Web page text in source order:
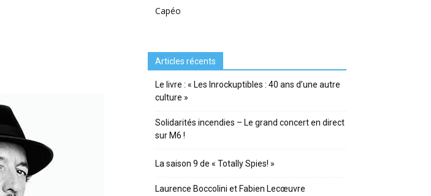
Capéo
Articles récents
Le livre : « Les Inrockuptibles : 40 ans d’une autre
culture »
Solidarités incendies – Le grand concert en direct
sur M6 !
La saison 9 de « Totally Spies! »
Laurence Boccolini et Fabien Lecœuvre